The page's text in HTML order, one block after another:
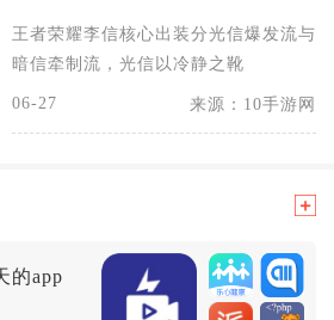
王者荣耀李信核心出装分光信爆发流与
暗信牵制流，光信以冷静之靴
06-27 来源：10手游网
的app